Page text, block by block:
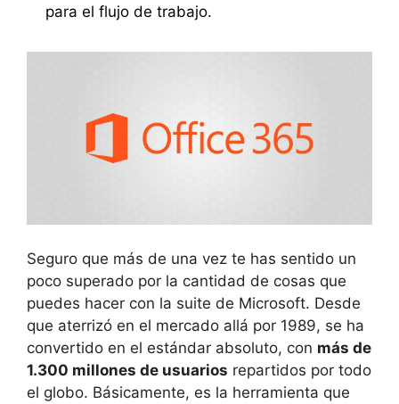
para el flujo de trabajo.
Seguro que más de una vez te has sentido un
poco superado por la cantidad de cosas que
puedes hacer con la suite de Microsoft. Desde
que aterrizó en el mercado allá por 1989, se ha
convertido en el estándar absoluto, con más de
1.300 millones de usuarios repartidos por todo
el globo. Básicamente, es la herramienta que